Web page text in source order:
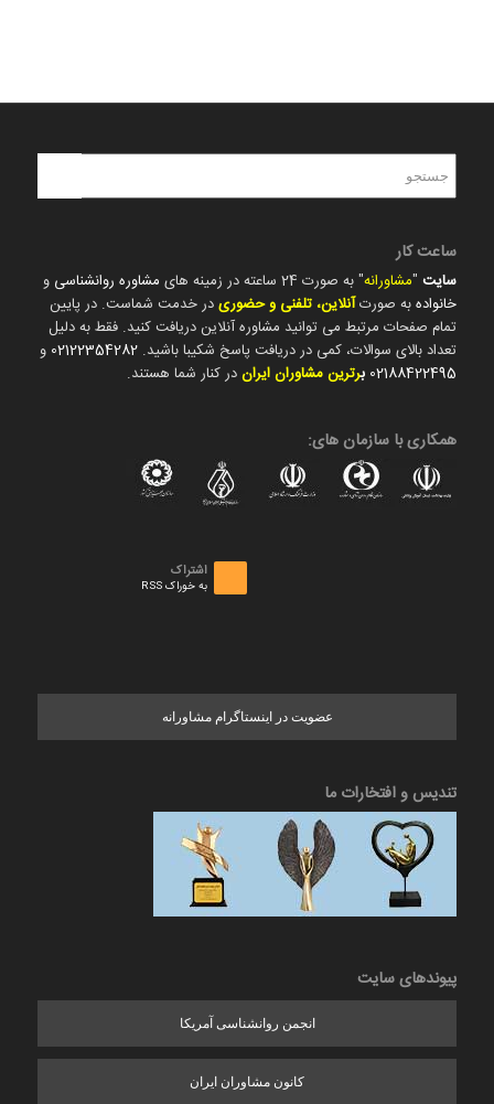
ساعت کار
سایت"مشاورانه" به صورت 24 ساعته در زمینه های مشاوره روانشناسی و
خانوادهبه صورتآنلاین، تلفنی و حضوریدر خدمت شماست. در پایین
تمام صفحات مرتبط می توانید مشاوره آنلاین دریافت کنید. فقط به دلیل
تعداد بالای سوالات، کمی در دریافت پاسخ شکیبا باشید. 02122354282 و
02188422495 برترین مشاوران ایراندر کنار شما هستند.
همکاری با سازمان های:
اشتراک
به خوراک RSS
عضویت در اینستاگرام مشاورانه
تندیس و افتخارات ما
پیوندهای سایت
انجمن روانشناسی آمریکا
کانون مشاوران ایران